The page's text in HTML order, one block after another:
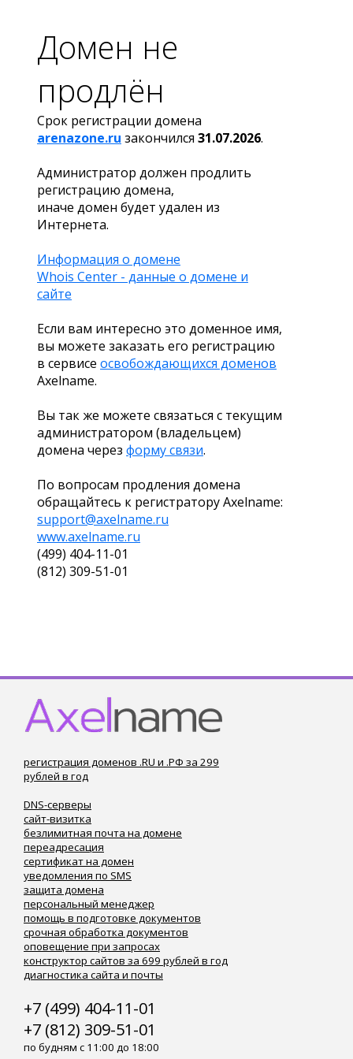
Домен не
продлён
Срок регистрации домена
arenazone.ru закончился 31.07.2026.
Администратор должен продлить
регистрацию домена,
иначе домен будет удален из
Интернета.
Информация о домене
Whois Center - данные о домене и
сайте
Если вам интересно это доменное имя,
вы можете заказать его регистрацию
в сервисе освобождающихся доменов
Axelname.
Вы так же можете связаться с текущим
администратором (владельцем)
домена через форму связи.
По вопросам продления домена
обращайтесь к регистратору Axelname:
support@axelname.ru
www.axelname.ru
(499) 404-11-01
(812) 309-51-01
регистрация доменов .RU и .РФ за 299
рублей в год
DNS-серверы
сайт-визитка
безлимитная почта на домене
переадресация
сертификат на домен
уведомления по SMS
защита домена
персональный менеджер
помощь в подготовке документов
срочная обработка документов
оповещение при запросах
конструктор сайтов за 699 рублей в год
диагностика сайта и почты
+7 (499) 404-11-01
+7 (812) 309-51-01
по будням с 11:00 до 18:00